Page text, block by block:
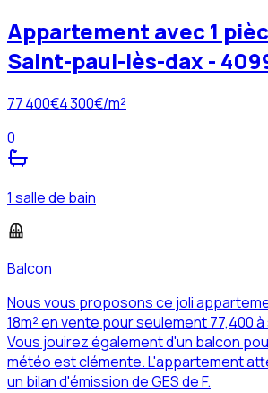
Appartement avec 1
Saint-paul-lès-dax -
77 400€4 300€/m²
0
1 salle de bain
Balcon
Nous vous proposons ce joli
18m² en vente pour seulement 77,400
Vous jouirez également d'un balcon
météo est clémente. L'appartement
un bilan d'émission de GES de F.